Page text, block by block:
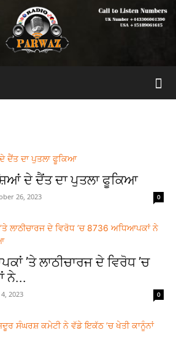
ਦੇ ਦੈਂਤ ਦਾ ਪੁਤਲਾ ਫੂਕਿਆ
26, 2023 0
’ਤੇ ਲਾਠੀਚਾਰਜ ਦੇ ਵਿਰੋਧ ’ਚ
ਨੇ...
4, 2023 0